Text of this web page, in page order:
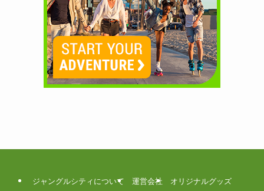
ジャングルシティについて 運営会社 オリジナルグッズ